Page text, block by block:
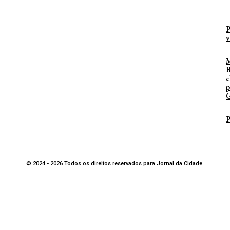
© 2024 - 2026 Todos os direitos reservados para Jornal da Cidade.